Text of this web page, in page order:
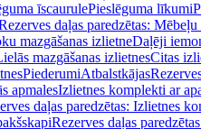
īscaurulePieslēguma līkumi
daļas paredzētas:
mazgāšanas izlietneDaļēji
mazgāšanas izlietnesCitas
PiederumiAtbalstkājas
apmalesIzlietnes komplekti ar
daļas paredzētas: Izlietnes
Rezerves daļas